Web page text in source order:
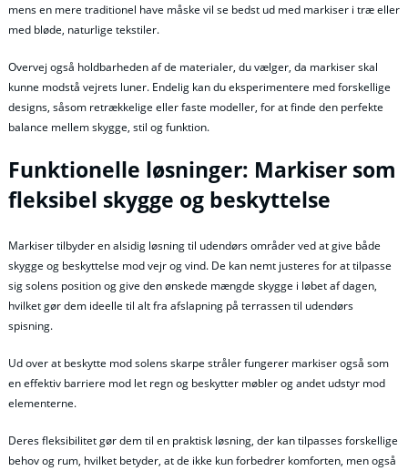
mens en mere traditionel have måske vil se bedst ud med markiser i træ eller
med bløde, naturlige tekstiler.
Overvej også holdbarheden af de materialer, du vælger, da markiser skal
kunne modstå vejrets luner. Endelig kan du eksperimentere med forskellige
designs, såsom retrækkelige eller faste modeller, for at finde den perfekte
balance mellem skygge, stil og funktion.
Funktionelle løsninger: Markiser som
fleksibel skygge og beskyttelse
Markiser tilbyder en alsidig løsning til udendørs områder ved at give både
skygge og beskyttelse mod vejr og vind. De kan nemt justeres for at tilpasse
sig solens position og give den ønskede mængde skygge i løbet af dagen,
hvilket gør dem ideelle til alt fra afslapning på terrassen til udendørs
spisning.
Ud over at beskytte mod solens skarpe stråler fungerer markiser også som
en effektiv barriere mod let regn og beskytter møbler og andet udstyr mod
elementerne.
Deres fleksibilitet gør dem til en praktisk løsning, der kan tilpasses forskellige
behov og rum, hvilket betyder, at de ikke kun forbedrer komforten, men også